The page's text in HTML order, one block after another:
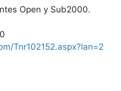
Open y Sub2000.
Tnr102152.aspx?lan=2